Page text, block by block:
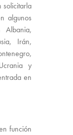
solicitarla
algunos
Albania,
Irán,
y
en
función